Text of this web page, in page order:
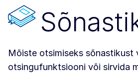
Mõiste otsimiseks sõnastikust
otsingufunktsiooni või sirvida